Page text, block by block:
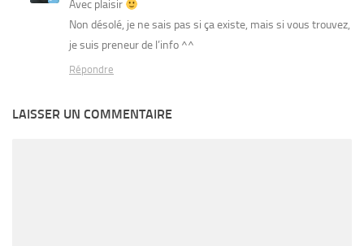
Avec plaisir
Non désolé, je ne sais pas si ça existe, mais si vous trouvez,
je suis preneur de l’info ^^
Répondre
LAISSER UN COMMENTAIRE